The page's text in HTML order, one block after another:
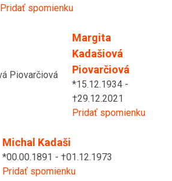
Pridať spomienku
Margita
Kadašiová
Piovarčiová
*15.12.1934 -
†29.12.2021
Pridať spomienku
Michal Kadaši
*00.00.1891 - †01.12.1973
Pridať spomienku